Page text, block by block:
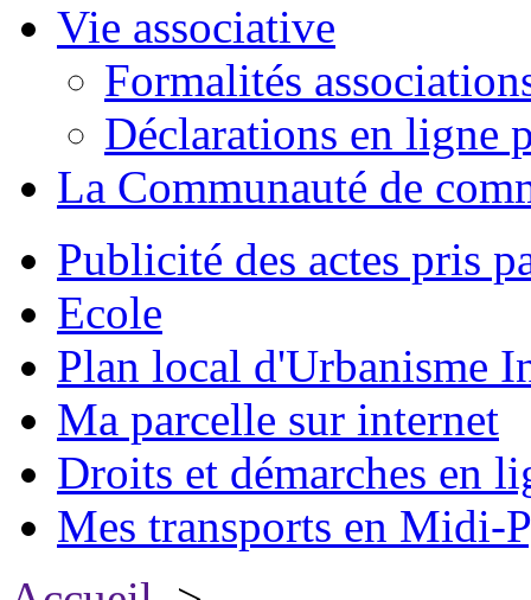
Vie associative
Formalités
Déclarations en ligne
La Communauté de
Publicité des actes pris
Ecole
Plan local d'Urbanisme
Ma parcelle sur internet
Droits et démarches en
Mes transports en Midi-